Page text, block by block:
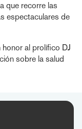
que recorre las
espectaculares de
al prolífico DJ
sobre la salud